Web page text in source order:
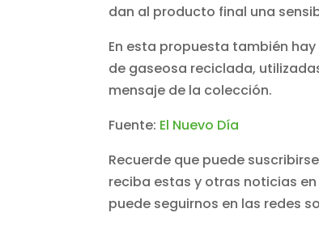
dan al producto final una
En esta propuesta también
de gaseosa reciclada,
mensaje de la colección.
Fuente: El Nuevo Día
Recuerde que puede
reciba estas y otras noticias
puede seguirnos en las redes